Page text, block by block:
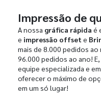
Impressão de
A nossa gráfica rápida é
e impressão offset e
mais de 8.000 pedidos ao
96.000 pedidos ao ano!
equipe especializada e
oferecer o máximo de
em um só lugar!